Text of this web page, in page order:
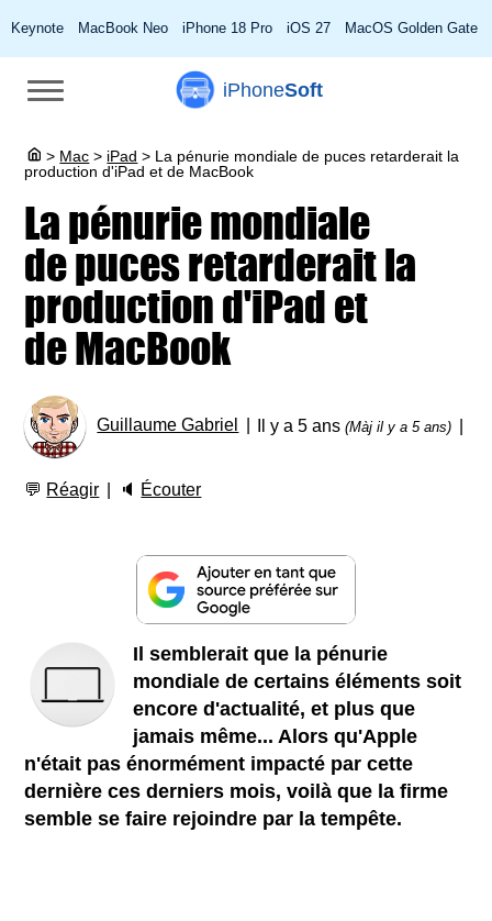
Keynote MacBook Neo iPhone 18 Pro iOS 27 MacOS Golden Gate
iPhoneSoft
> Mac > iPad > La pénurie mondiale de puces retarderait la
production d'iPad et de MacBook
La pénurie mondiale
de puces retarderait la
production d'iPad et
de MacBook
Guillaume Gabriel Il y a 5 ans(Màj il y a 5 ans)
💬 Réagir 🔈 Écouter
Il semblerait que la pénurie
mondiale de certains éléments soit
encore d'actualité, et plus que
jamais même... Alors qu'Apple
n'était pas énormément impacté par cette
dernière ces derniers mois, voilà que la firme
semble se faire rejoindre par la tempête.